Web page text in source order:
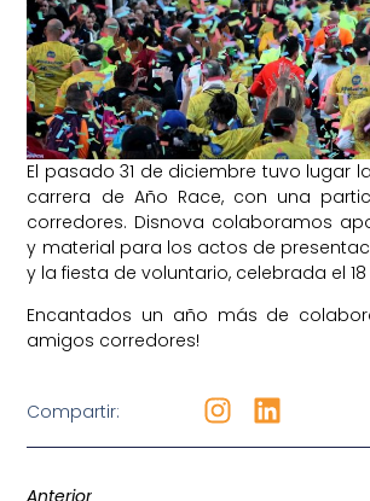
El pasado 31 de diciembre tuvo lugar
carrera de Año Race, con una
corredores. Disnova colaboramos
y material para los actos de
y la fiesta de voluntario, celebrada el
Encantados un año más de
amigos corredores!
Compartir: